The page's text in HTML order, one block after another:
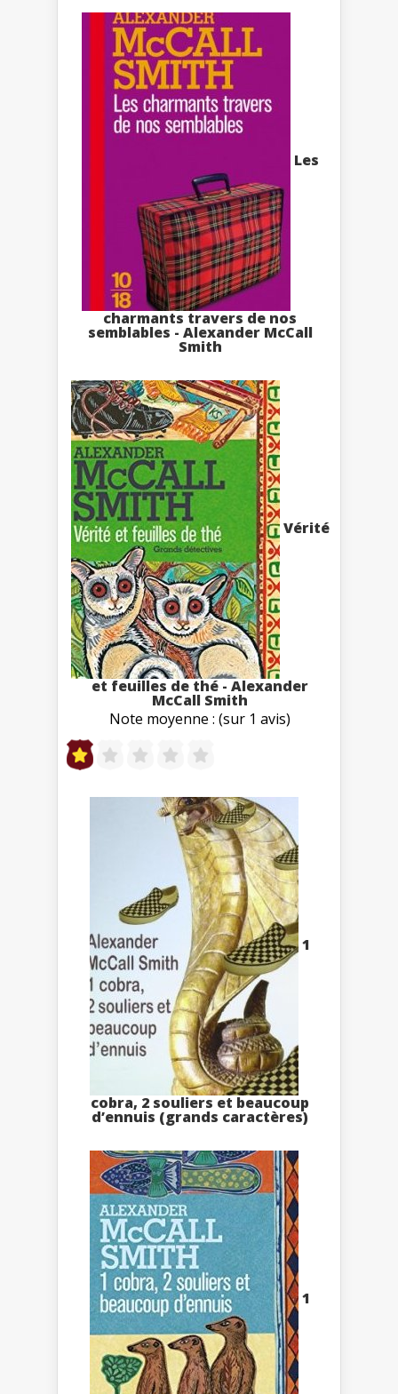
Les
charmants travers de nos
semblables - Alexander McCall
Smith
Vérité
et feuilles de thé - Alexander
McCall Smith
Note moyenne : (sur 1 avis)
1
cobra, 2 souliers et beaucoup
d’ennuis (grands caractères)
1